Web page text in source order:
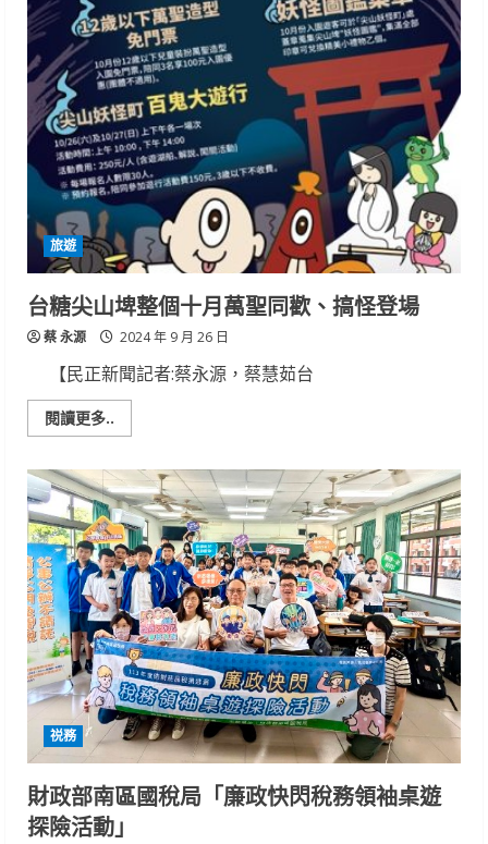
展
攜
手
日
籍
作
家
與
網
紅
行
銷
臺
觀
光
旅遊
台糖尖山埤整個十月萬聖同歡、搞怪登場
蔡 永源 2024 年 9 月 26 日
【民正新聞記者:蔡永源，蔡慧茹台
閱讀更多..
more
糖
尖
山
埤
整
個
十
月
萬
聖
同
歡、
搞
怪
登
場
祱務
財政部南區國稅局「廉政快閃稅務領袖桌遊
探險活動」